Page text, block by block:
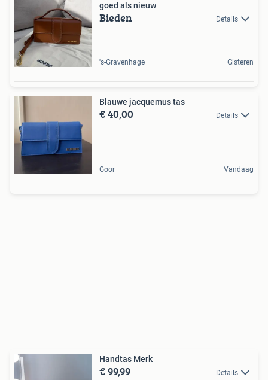
goed als nieuw
Bieden Details
's-Gravenhage Gisteren
Blauwe jacquemus tas
€ 40,00 Details
Goor Vandaag
Handtas Merk
€ 99,99 Details